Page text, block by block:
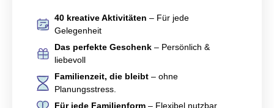
40 kreative Aktivitäten – Für jede
Gelegenheit
Das perfekte Geschenk – Persönlich &
liebevoll
Familienzeit, die bleibt – ohne
Planungsstress.
Für jede Familienform – Flexibel nutzbar